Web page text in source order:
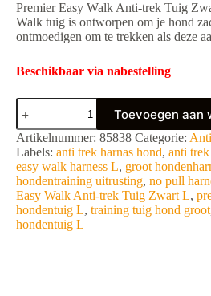
Premier Easy Walk Anti-trek Tuig
Walk tuig is ontworpen om je hond
ontmoedigen om te trekken als deze
Beschikbaar via nabestelling
Premier
Easy
Walk
Anti-
trek
Tuig
Zwart
L
aantal
Toevoegen aan
A
l
t
e
r
n
a
Artikelnummer: 85838 Categorie:
Labels: anti trek harnas hond, anti
easy walk harness L, groot
hondentraining uitrusting, no pull
Easy Walk Anti-trek Tuig Zwart L,
hondentuig L, training tuig hond groot
hondentuig L